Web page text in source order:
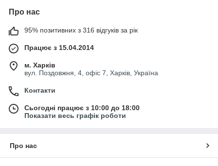
Про нас
95% позитивних з 316 відгуків за рік
Працює з 15.04.2014
м. Харків
вул. Поздовжня, 4, офіс 7, Харків, Україна
Контакти
Сьогодні працює з 10:00 до 18:00
Показати весь графік роботи
Про нас